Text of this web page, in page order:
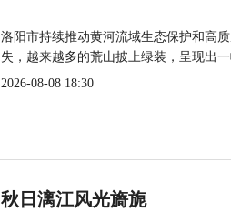
洛阳市持续推动黄河流域生态保护和高
失，越来越多的荒山披上绿装，呈现出
2026-08-08 18:30
秋日漓江风光旖旎